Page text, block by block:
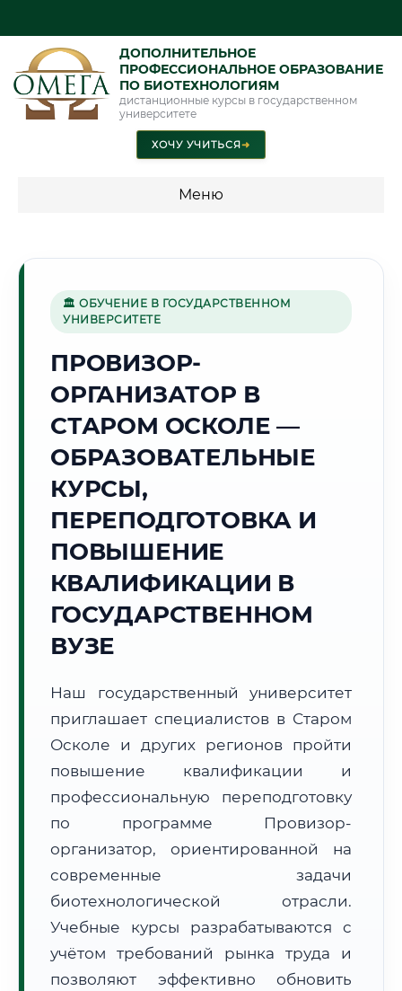
ДОПОЛНИТЕЛЬНОЕ
ПРОФЕССИОНАЛЬНОЕ ОБРАЗОВАНИЕ
ПО БИОТЕХНОЛОГИЯМ
дистанционные курсы в государственном
университете
ХОЧУ УЧИТЬСЯ➜
Меню
⛏️
Г. СТАРЫЙ ОСКОЛ
22:00:07
Погода в г. Старый Оскол:☀️ +25°C,Ясно
🌅 Восход:
📍 Региональная справка г. Старый Оскол
Субъект:
Почтовые индексы:
309500–309599
Часовой пояс:
МСК (UTC+3)
Формат учебы:
Дистанционно
🗺️ Зона обслуживания: г. Старый Оскол
Расчет логистики оригиналов:
~2 980 км
• Экспресс-доставка СДЭК / Почтой:4–6 рабочих дней
🏛 ОБУЧЕНИЕ В ГОСУДАРСТВЕННОМ
УНИВЕРСИТЕТЕ
ПРОВИЗОР-
ОРГАНИЗАТОР В
СТАРОМ ОСКОЛЕ —
ОБРАЗОВАТЕЛЬНЫЕ
КУРСЫ,
ПЕРЕПОДГОТОВКА И
ПОВЫШЕНИЕ
КВАЛИФИКАЦИИ В
ГОСУДАРСТВЕННОМ
ВУЗЕ
Наш государственный университет
приглашает специалистов в Старом
Осколе и других регионов пройти
повышение квалификации и
профессиональную переподготовку
по программе Провизор-
организатор, ориентированной на
современные задачи
биотехнологической отрасли.
Учебные курсы разрабатываются с
учётом требований рынка труда и
позволяют эффективно обновить